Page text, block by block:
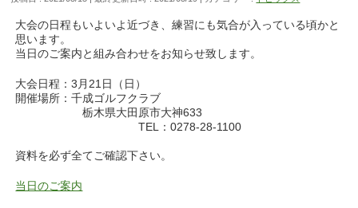
大会の日程もいよいよ近づき、練習にも気合が入っている頃かと
思います。
当日のご案内と組み合わせをお知らせ致します。
大会日程：3月21日（日）
開催場所：千成ゴルフクラブ
栃木県大田原市大神633
TEL：0278-28-1100
資料を必ず全てご確認下さい。
当日のご案内